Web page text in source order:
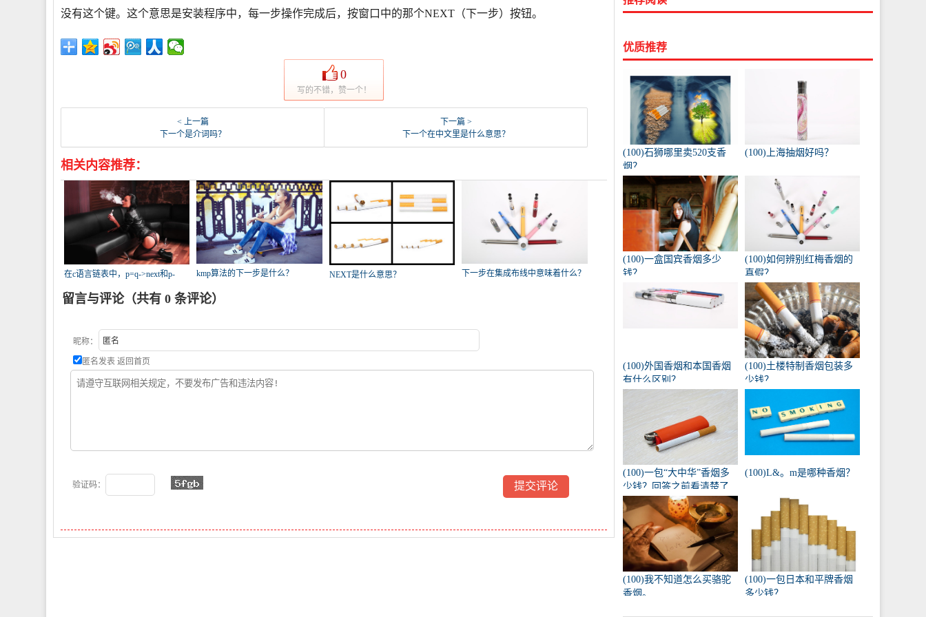
没有这个键。这个意思是安装程序中，每一步操作完成后，按窗口中的那个NEXT（下一步）按钮。
0
写的不错，赞一个！
< 上一篇
下一个是介词吗？
下一篇 >
下一个在中文里是什么意思？
相关内容推荐：
在c语言链表中，p=q->next和p-
>next=
kmp算法的下一步是什么？ NEXT是什么意思？ 下一步在集成布线中意味着什么？
留言与评论（共有 0 条评论）
昵称：
匿名发表 返回首页
验证码：
优质推荐
(100)石狮哪里卖520支香
烟？
(100)上海抽烟好吗？
(100)一盒国宾香烟多少
钱？
(100)如何辨别红梅香烟的
真假？
(100)外国香烟和本国香烟
有什么区别？
(100)土楼特制香烟包装多
少钱？
(100)一包“大中华”香烟多
少钱？回答之前看清楚了
吗？
(100)L&。m是哪种香烟？
(100)我不知道怎么买骆驼
香烟。
(100)一包日本和平牌香烟
多少钱？